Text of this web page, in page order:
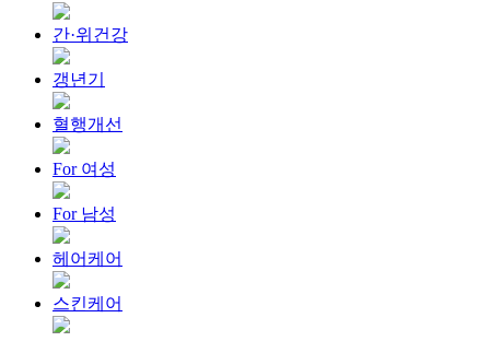
간·위건강
갱년기
혈행개선
For 여성
For 남성
헤어케어
스킨케어